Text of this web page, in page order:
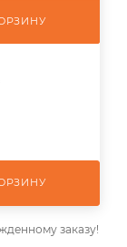
заказу!